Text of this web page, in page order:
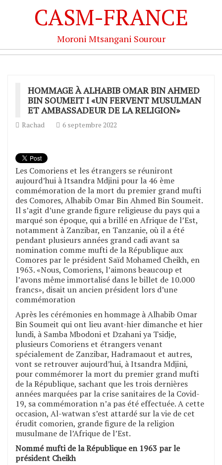
CASM-FRANCE
Moroni Mtsangani Sourour
HOMMAGE À ALHABIB OMAR BIN AHMED
BIN SOUMEIT I «UN FERVENT MUSULMAN
ET AMBASSADEUR DE LA RELIGION»
Rachad 6 septembre 2022
Les Comoriens et les étrangers se réuniront
aujourd’hui à Itsandra Mdjini pour la 46 ème
commémoration de la mort du premier grand mufti
des Comores, Alhabib Omar Bin Ahmed Bin Soumeit.
Il s’agit d’une grande figure religieuse du pays qui a
marqué son époque, qui a brillé en Afrique de l’Est,
notamment à Zanzibar, en Tanzanie, où il a été
pendant plusieurs années grand cadi avant sa
nomination comme mufti de la République aux
Comores par le président Saïd Mohamed Cheikh, en
1963. «Nous, Comoriens, l’aimons beaucoup et
l’avons même immortalisé dans le billet de 10.000
francs», disait un ancien président lors d’une
commémoration
Après les cérémonies en hommage à Alhabib Omar
Bin Soumeit qui ont lieu avant-hier dimanche et hier
lundi, à Samba Mbodoni et Dzahani ya Tsidje,
plusieurs Comoriens et étrangers venant
spécialement de Zanzibar, Hadramaout et autres,
vont se retrouver aujourd’hui, à Itsandra Mdjini,
pour commémorer la mort du premier grand mufti
de la République, sachant que les trois dernières
années marquées par la crise sanitaires de la Covid-
19, sa commémoration n’a pas été effectuée. A cette
occasion, Al-watwan s’est attardé sur la vie de cet
érudit comorien, grande figure de la religion
musulmane de l’Afrique de l’Est.
Nommé mufti de la République en 1963 par le
président Cheikh